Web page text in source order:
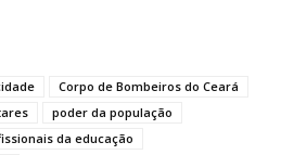
Corpo de Bombeiros do Ceará
poder da população
da educação